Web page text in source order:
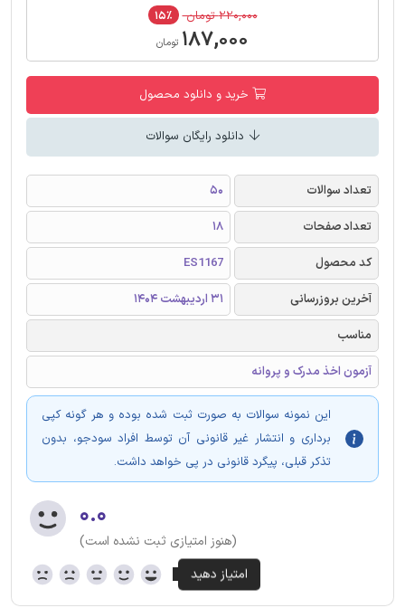
۲۲۰,۰۰۰ تومان ۱۵٪
۱۸۷,۰۰۰ تومان
خرید و دانلود محصول
دانلود رایگان سوالات
تعداد سوالات
50
تعداد صفحات
18
کد محصول
ES1167
آخرین بروزرسانی
31 اردیبهشت 1404
مناسب
آزمون اخذ مدرک و پروانه
این نمونه سوالات به صورت ثبت شده بوده و هر گونه کپی
برداری و انتشار غیر قانونی آن توسط افراد سودجو، بدون
تذکر قبلی، پیگرد قانونی در پی خواهد داشت.
۰.۰
(هنوز امتیازی ثبت نشده است)